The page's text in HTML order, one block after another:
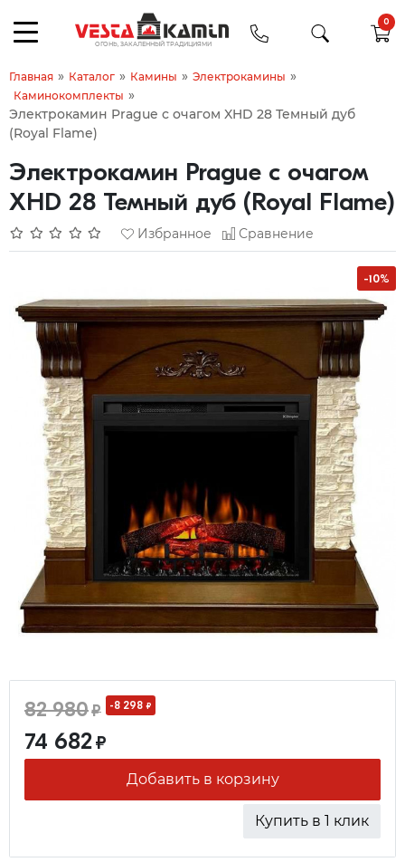
0
Главная » Каталог » Камины » Электрокамины »
Каминокомплекты »
Электрокамин Prague с очагом XHD 28 Темный дуб
(Royal Flame)
Электрокамин Prague с очагом
XHD 28 Темный дуб (Royal Flame)
Избранное Сравнение
-10%
82 980₽ -8 298 ₽
74 682₽
Добавить в корзину
Купить в 1 клик